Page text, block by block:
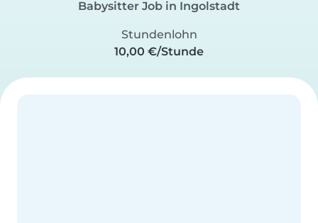
Babysitter Job in Ingolstadt
Stundenlohn
10,00 €/Stunde